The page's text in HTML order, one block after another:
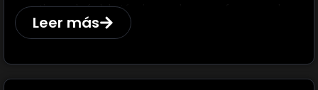
cuestiones de índole técnica, podemos enfocarnos al
100% en los clientes y en lo que necesitan, recibir rápida
servicio y adaptarnos a lo que realmente el mercado está
necesitando.
Leer más